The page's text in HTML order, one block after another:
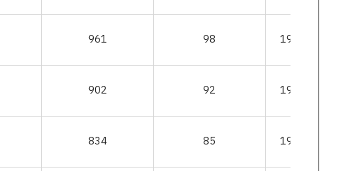
961 98 190-111-
902 92 190-111-
834 85 190-111-